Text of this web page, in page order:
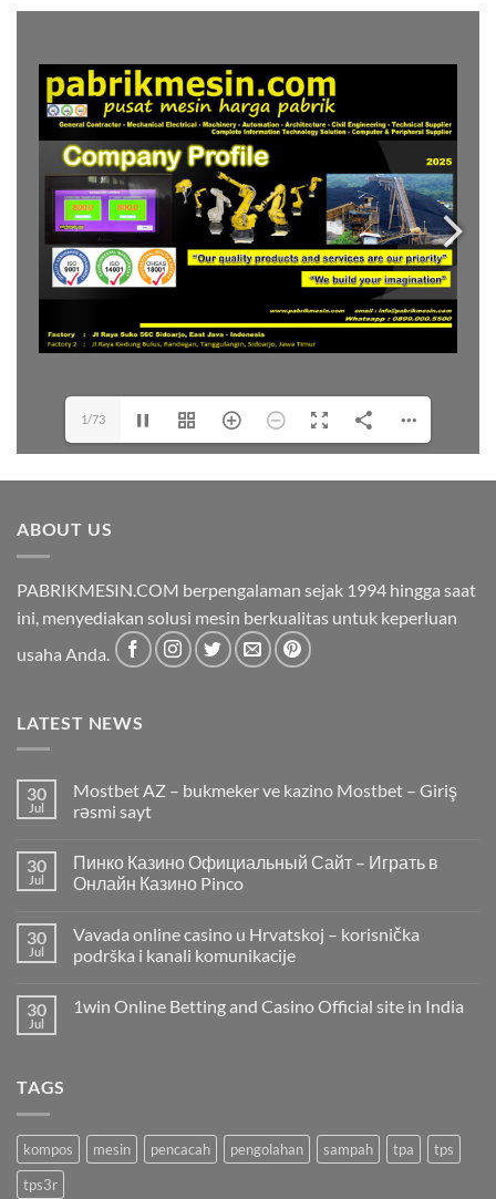
1/73
ABOUT US
PABRIKMESIN.COM berpengalaman sejak 1994 hingga saat
ini, menyediakan solusi mesin berkualitas untuk keperluan
usaha Anda.
LATEST NEWS
30
Jul
Mostbet AZ – bukmeker ve kazino Mostbet – Giriş
rəsmi sayt
30
Jul
Пинко Казино Официальный Сайт – Играть в
Онлайн Казино Pinco
30
Jul
Vavada online casino u Hrvatskoj – korisnička
podrška i kanali komunikacije
30
Jul
1win Online Betting and Casino Official site in India
TAGS
kompos mesin pencacah pengolahan sampah tpa
tps
tps3r